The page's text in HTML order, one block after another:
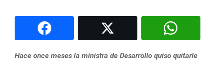
Hace once meses la ministra de Desarrollo quiso quitarle